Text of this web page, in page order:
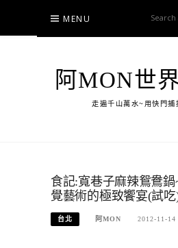
content
MENU
阿MON世
走遍千山萬水~用快門捕
食記:寬巷子麻辣鴛鴦
覺藝術的極致饗宴(試吃
台北 阿MON 2012-11-14